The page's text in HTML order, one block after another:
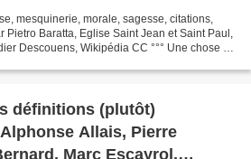
mesquinerie, morale, sagesse, citations,
Pietro Baratta, Eglise Saint Jean et Saint Paul,
Descouens, Wikipédia CC °°° Une chose ne
définitions (plutôt)
Allais, Pierre
Marc Escayrol,